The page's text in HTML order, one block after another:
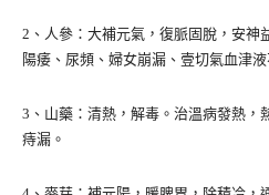
2、人參：大補元氣，復脈固脫，安神
陽痿、尿頻、婦女崩漏、壹切氣血津液
3、山藥：清熱，解毒。治溫病發熱，
痔漏。